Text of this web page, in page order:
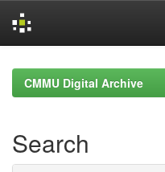
navigationCMMU Digital Archive
Search